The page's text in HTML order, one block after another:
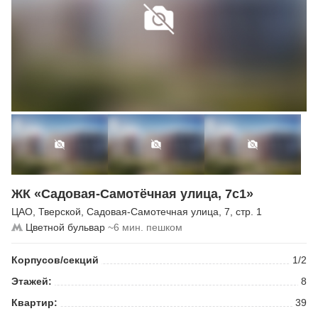
ЖК «Садовая-Самотёчная улица, 7с1»
ЦАО Тверской Садовая-Самотечная улица , 7, стр. 1
Цветной бульвар ~6 мин. пешком
Корпусов/секций
1/2
Этажей:
8
Квартир:
39